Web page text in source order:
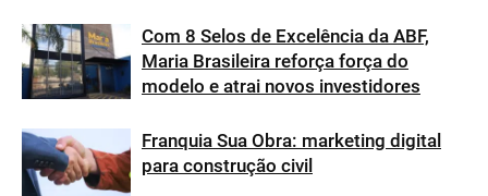
Com 8 Selos de Excelência da ABF,
Maria Brasileira reforça força do
modelo e atrai novos investidores
Franquia Sua Obra: marketing digital
para construção civil